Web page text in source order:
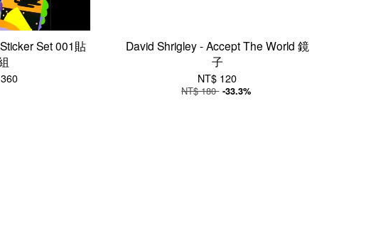
Set 001貼
David Shrigley - Accept The World 鏡
子
NT$ 120
NT$ 180 -33.3%